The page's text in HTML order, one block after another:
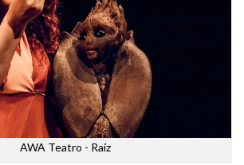
AWA Teatro - Raíz